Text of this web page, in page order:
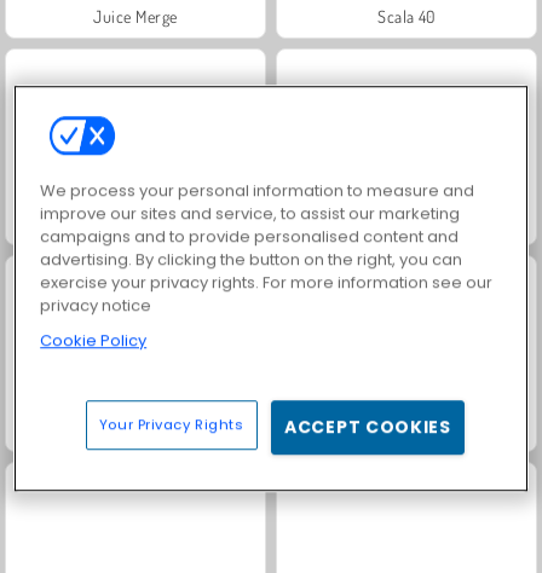
Juice Merge Scala 40
Solitaire Social Trollface Quest: USA 2
Masha and the Bear: Meadows
We process your personal information to measure and
improve our sites and service, to assist our marketing
campaigns and to provide personalised content and
advertising. By clicking the button on the right, you can
exercise your privacy rights. For more information see our
privacy notice
Cookie Policy
Your Privacy Rights ACCEPT COOKIES